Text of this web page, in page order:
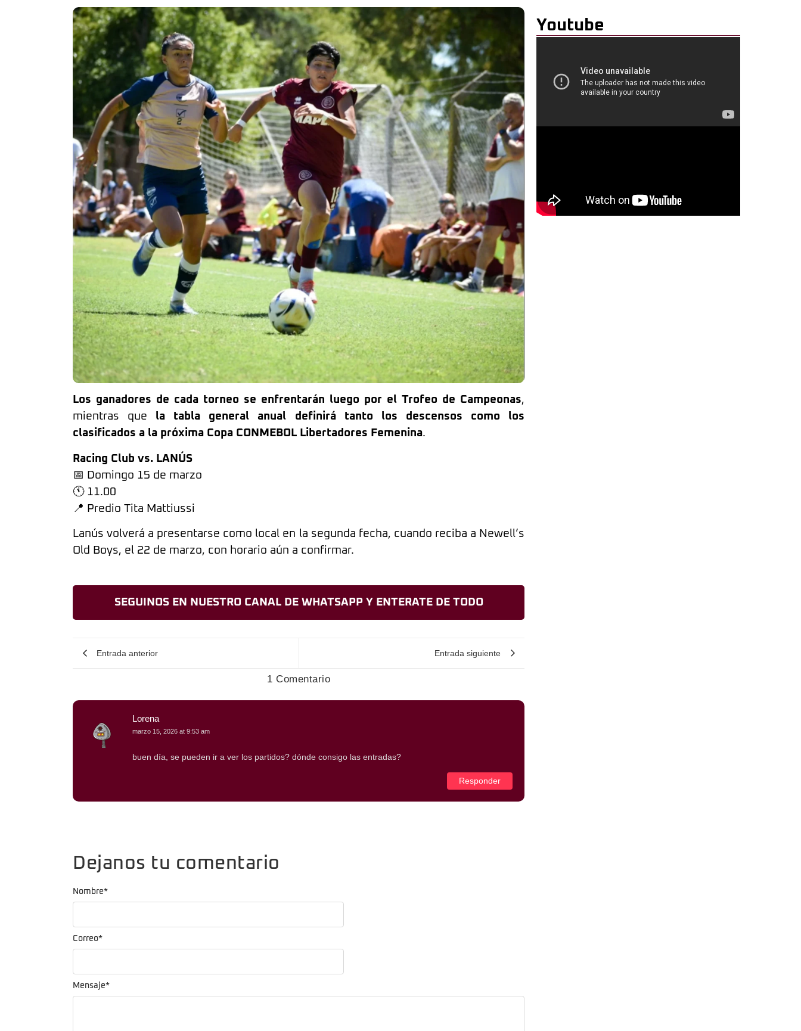
Los ganadores de cada torneo se enfrentarán luego por el Trofeo de Campeonas,
mientras que la tabla general anual definirá tanto los descensos como los
clasificados a la próxima Copa CONMEBOL Libertadores Femenina.
Racing Club vs. LANÚS
📅 Domingo 15 de marzo
🕚 11.00
📍 Predio Tita Mattiussi
Lanús volverá a presentarse como local en la segunda fecha, cuando reciba a Newell’s
Old Boys, el 22 de marzo, con horario aún a confirmar.
SEGUINOS EN NUESTRO CANAL DE WHATSAPP Y ENTERATE DE TODO
Entrada anterior Entrada siguiente
1 Comentario
Lorena
marzo 15, 2026 at 9:53 am
buen día, se pueden ir a ver los partidos? dónde consigo las entradas?
Responder
Dejanos tu comentario
Mensaje*
Nombre*
Correo*
Youtube